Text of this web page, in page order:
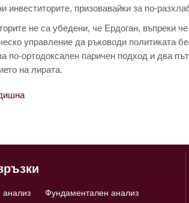
инвеститорите, призовавайки за по-
не са убедени, че Ердоган, въпреки
управление да ръководи политиката
по-ортодоксален паричен подход и два
на лирата.
анализ Фундаментален анализ